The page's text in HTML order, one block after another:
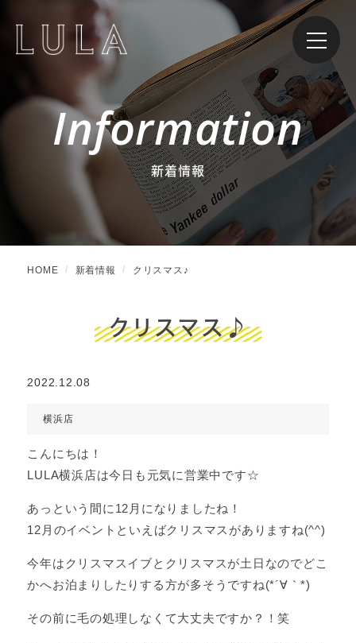
Information
新着情報
HOME 新着情報 クリスマス♪
クリスマス♪
2022.12.08
横浜店
こんにちは！
LULA横浜店は今日も元気に営業中です☆
あっという間に12月になりましたね！
12月のイベントといえばクリスマスがありますね(^^)
今年はクリスマスイブとクリスマスが土日なのでどこ
かへお泊まりしたりする方が多そうですね(*´∀｀*)
その前に毛の処理しなくて大丈夫ですか？！笑